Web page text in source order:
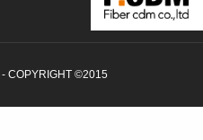
- COPYRIGHT ©2015